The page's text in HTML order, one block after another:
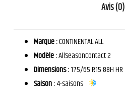
Avis (0)
Marque :CONTINENTAL ALL
Modèle :AllSeasonContact 2
Dimensions :175/65 R15 88H HR
Saison :4-saisons